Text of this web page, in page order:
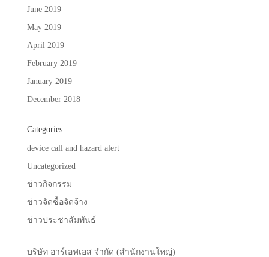
June 2019
May 2019
April 2019
February 2019
January 2019
December 2018
Categories
device call and hazard alert
Uncategorized
ข่าวกิจกรรม
ข่าวจัดซื้อจัดจ้าง
ข่าวประชาสัมพันธ์
บริษัท อาร์เอฟเอส จำกัด (สำนักงานใหญ่)